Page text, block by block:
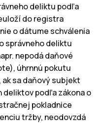
deliktu podľa
do registra
o dátume schválenia
správneho deliktu
nepodá daňové
úhrnnú pokutu
sa daňový subjekt
podľa zákona o
pokladnice
tržby, neodovzdá